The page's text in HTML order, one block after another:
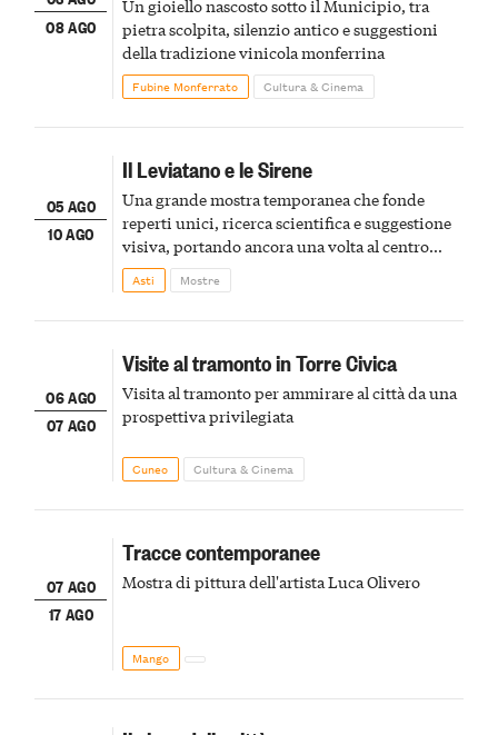
08 AGO
Un gioiello nascosto sotto il Municipio, tra
pietra scolpita, silenzio antico e suggestioni
della tradizione vinicola monferrina
Fubine Monferrato Cultura & Cinema
05 AGO
10 AGO
Il Leviatano e le Sirene
Una grande mostra temporanea che fonde
reperti unici, ricerca scientifica e suggestione
visiva, portando ancora una volta al centro
della scena le meraviglie del passato astigiano
Asti Mostre
06 AGO
07 AGO
Visite al tramonto in Torre Civica
Visita al tramonto per ammirare al città da una
prospettiva privilegiata
Cuneo Cultura & Cinema
07 AGO
17 AGO
Tracce contemporanee
Mostra di pittura dell'artista Luca Olivero
Mango